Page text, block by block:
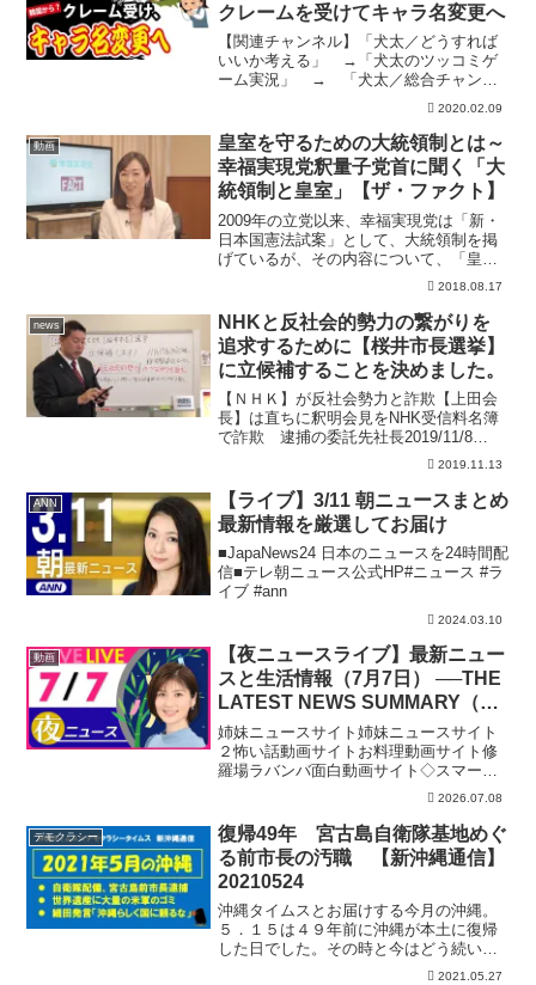
クレームを受けてキャラ名変更へ
【関連チャンネル】「犬太／どうすれば
いいか考える」 →「犬太のツッコミゲ
ーム実況」 → 「犬太／総合チャンネ
ル」 → エンディング曲 loser's
world（フルバージョン） 問題ある場
合、削除依頼等は、メールよりお願いし
ます →nex...
2020.02.09
動画
皇室を守るための大統領制とは～
幸福実現党釈量子党首に聞く「大
統領制と皇室」【ザ・ファクト】
2009年の立党以来、幸福実現党は「新・
日本国憲法試案」として、大統領制を掲
げているが、その内容について、「皇室
を潰そうとしているのか」という疑問や
批判が多く寄せられるという。しかし、
幸福実現党が理想とする大統領制は逆に
「皇室を守るため」の...
2018.08.17
news
NHKと反社会的勢力の繋がりを
追求するために【桜井市長選挙】
に立候補することを決めました。
【ＮＨＫ】が反社会勢力と詐欺【上田会
長】は直ちに釈明会見をNHK受信料名簿
で詐欺 逮捕の委託先社長2019/11/8
20:41NHK名古屋放送局は8日、愛知県内
た会社の社長の男が、契約者の個人情報
を悪用...
2019.11.13
ANN
【ライブ】3/11 朝ニュースまとめ
最新情報を厳選してお届け
■JapaNews24 日本のニュースを24時間配
信■テレ朝ニュース公式HP#ニュース #ラ
イブ #ann
2024.03.10
動画
【夜ニュースライブ】最新ニュー
スと生活情報（7月7日） ──THE
LATEST NEWS SUMMARY（日
テレNEWS LIVE）
姉妹ニュースサイト姉妹ニュースサイト
２怖い話動画サイトお料理動画サイト修
羅場ラバンバ面白動画サイト◇スマート
フォンアプリ「日テレNEWS NNN」24時
間365日のニュース配信はもちろん、新し
く報道番組へ参加する機能を実装してい
ます。上記リ...
2026.07.08
デモクラシー
復帰49年 宮古島自衛隊基地めぐ
る前市長の汚職 【新沖縄通信】
20210524
沖縄タイムスとお届けする今月の沖縄。
５．１５は４９年前に沖縄が本土に復帰
した日でした。その時と今はどう続いて
いるのか、「国をあてにするのは沖縄ら
2021.05.27